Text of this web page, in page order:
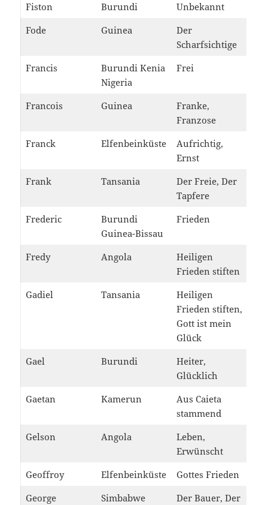
Fiston
Burundi
Unbekannt
Fode
Guinea
Der
Scharfsichtige
Francis
Burundi Kenia
Nigeria
Frei
Francois Guinea
Franke,
Franzose
Franck
Elfenbeinküste
Aufrichtig,
Ernst
Frank
Tansania
Der Freie, Der
Tapfere
Frederic
Burundi
Guinea-Bissau
Frieden
Fredy Angola
Heiligen
Frieden stiften
Gadiel
Tansania
Heiligen
Frieden stiften,
Gott ist mein
Glück
Gael
Burundi
Heiter,
Glücklich
Gaetan
Kamerun
Aus Caieta
stammend
Gelson
Angola
Leben,
Erwünscht
Geoffroy
Elfenbeinküste
Gottes Frieden
George
Simbabwe
Der Bauer, Der